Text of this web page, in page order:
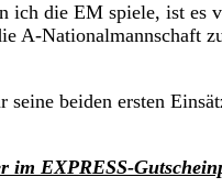
ich die EM spiele, ist es
A-Nationalmannschaft
beiden ersten
im EXPRESS-